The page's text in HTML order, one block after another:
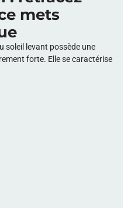
mets
soleil levant possède une
forte. Elle se caractérise